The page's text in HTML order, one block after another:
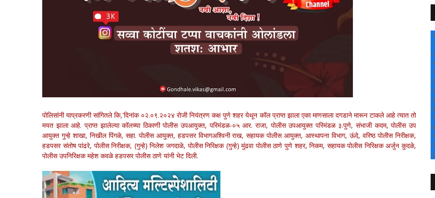
पोलिसांनी याप्रकरणी सांगितले कि,'दिनांक ०२.०९.२०२४ रोजी नियंत्रण कक्ष पुणे शहर येथून कॉल प्राप्त झाला एका माणसाला दगडाने मारून टाकले आहे त्यात तो
मयत झाला आहे. प्राप्त झालेल्या कॉलच्या ठिकाणी पोलीस उपआयुक्त, परिमंडळ-०५ आर. राजा, पोलीस उपआयुक्त परिमंडळ ३.पुणे, संभाजी कदम, पोलीस उप
आयुक्त गुन्हे शाखा, निखील पिंगळे, सहा. पोलीस आयुक्त, हडपसर विभागअश्विनी राख, सहायक पोलीस आयुक्त, आस्थापना विभाग, ऊंदे, वरिष्ठ पोलीस निरीक्षक,
हडपसर संतोष पांढरे, पोलीस निरीक्षक, (गुन्हे) निलेश जगदाळे, पोलीस निरिक्षक (गुन्हे) मुंढवा पोलीस ठाणे पुणे शहर, निकम, सहायक पोलीस निरिक्षक अर्जुन कुदळे,
पोलीस उपनिरिक्षक महेश कवळे हडपसर पोलीस ठाणे यांनी भेट दिली.
+
°
C
+
+